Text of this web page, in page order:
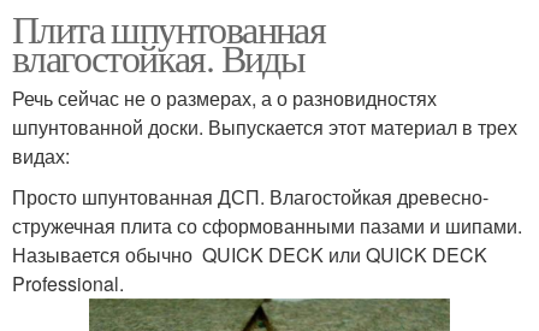
Плита шпунтованная
влагостойкая. Виды
Речь сейчас не о размерах, а о разновидностях
шпунтованной доски. Выпускается этот материал в трех
видах:
Просто шпунтованная ДСП. Влагостойкая древесно-
стружечная плита со сформованными пазами и шипами.
Называется обычно QUICK DECK или QUICK DECK
Professional.